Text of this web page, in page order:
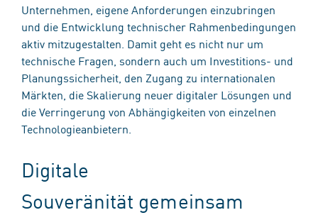
Unternehmen, eigene Anforderungen einzubringen
und die Entwicklung technischer Rahmenbedingungen
aktiv mitzugestalten. Damit geht es nicht nur um
technische Fragen, sondern auch um Investitions- und
Planungssicherheit, den Zugang zu internationalen
Märkten, die Skalierung neuer digitaler Lösungen und
die Verringerung von Abhängigkeiten von einzelnen
Technologieanbietern.
Digitale
Souveränität gemeinsam